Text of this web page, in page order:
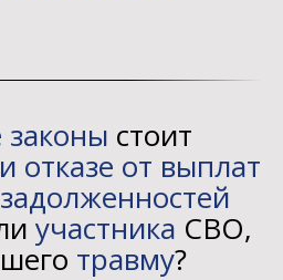
законы стоит
отказе от выплат
участника СВО,
травму?